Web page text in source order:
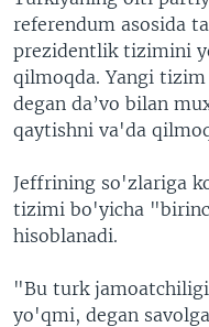
referendum asosida
prezidentlik tizimini
qilmoqda. Yangi
degan da’vo bilan
qaytishni va'da
Jeffrining so'zlariga
tizimi bo'yicha
hisoblanadi.
"Bu turk
yo'qmi, degan